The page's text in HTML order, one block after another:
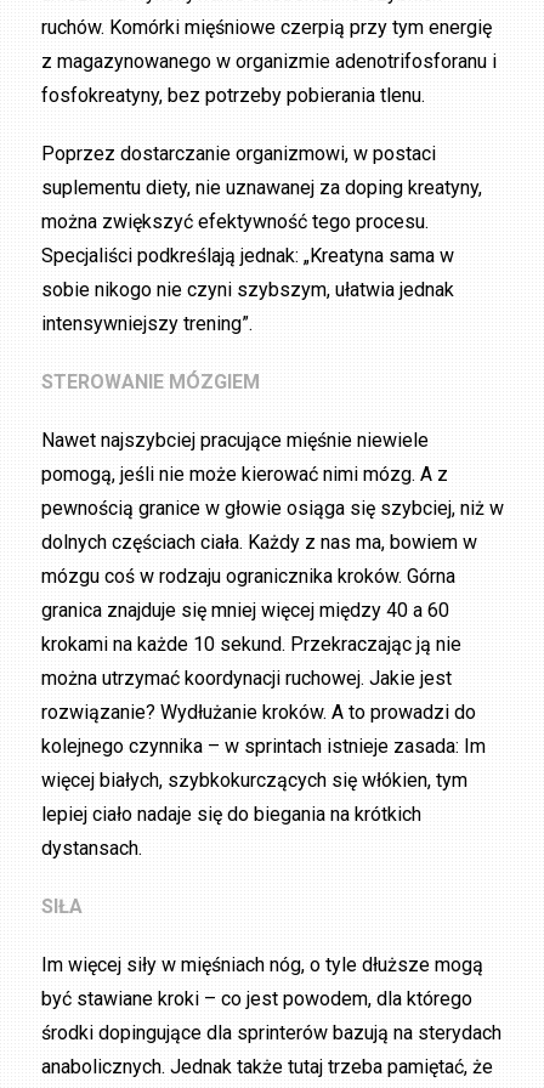
ruchów. Komórki mięśniowe czerpią przy tym energię
z magazynowanego w organizmie adenotrifosforanu i
fosfokreatyny, bez potrzeby pobierania tlenu.
Poprzez dostarczanie organizmowi, w postaci
suplementu diety, nie uznawanej za doping kreatyny,
można zwiększyć efektywność tego procesu.
Specjaliści podkreślają jednak: „Kreatyna sama w
sobie nikogo nie czyni szybszym, ułatwia jednak
intensywniejszy trening”.
STEROWANIE MÓZGIEM
Nawet najszybciej pracujące mięśnie niewiele
pomogą, jeśli nie może kierować nimi mózg. A z
pewnością granice w głowie osiąga się szybciej, niż w
dolnych częściach ciała. Każdy z nas ma, bowiem w
mózgu coś w rodzaju ogranicznika kroków. Górna
granica znajduje się mniej więcej między 40 a 60
krokami na każde 10 sekund. Przekraczając ją nie
można utrzymać koordynacji ruchowej. Jakie jest
rozwiązanie? Wydłużanie kroków. A to prowadzi do
kolejnego czynnika – w sprintach istnieje zasada: Im
więcej białych, szybkokurczących się włókien, tym
lepiej ciało nadaje się do biegania na krótkich
dystansach.
SIŁA
Im więcej siły w mięśniach nóg, o tyle dłuższe mogą
być stawiane kroki – co jest powodem, dla którego
środki dopingujące dla sprinterów bazują na sterydach
anabolicznych. Jednak także tutaj trzeba pamiętać, że